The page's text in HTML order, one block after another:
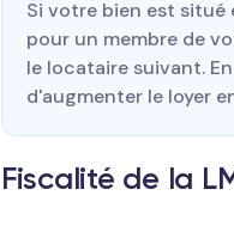
Si votre bien est situé
pour un membre de
le locataire suivant.
d'augmenter le loyer
Fiscalité de la